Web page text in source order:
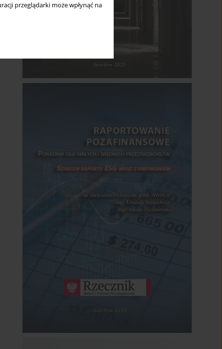
przeglądarki może wpłynąć na